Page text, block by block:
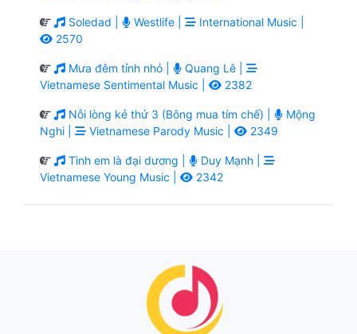
Soledad | Westlife |
International Music |
2570
Mưa đêm tỉnh nhỏ |
Quang Lê |
Vietnamese Sentimental Music |
2382
Nỗi lòng kẻ thứ 3 (Bông mua tím chế) |
Mộng
Nghi |
Vietnamese Parody Music | 2349
Tình em là đại dương |
Duy Mạnh |
Vietnamese Young Music |
2342